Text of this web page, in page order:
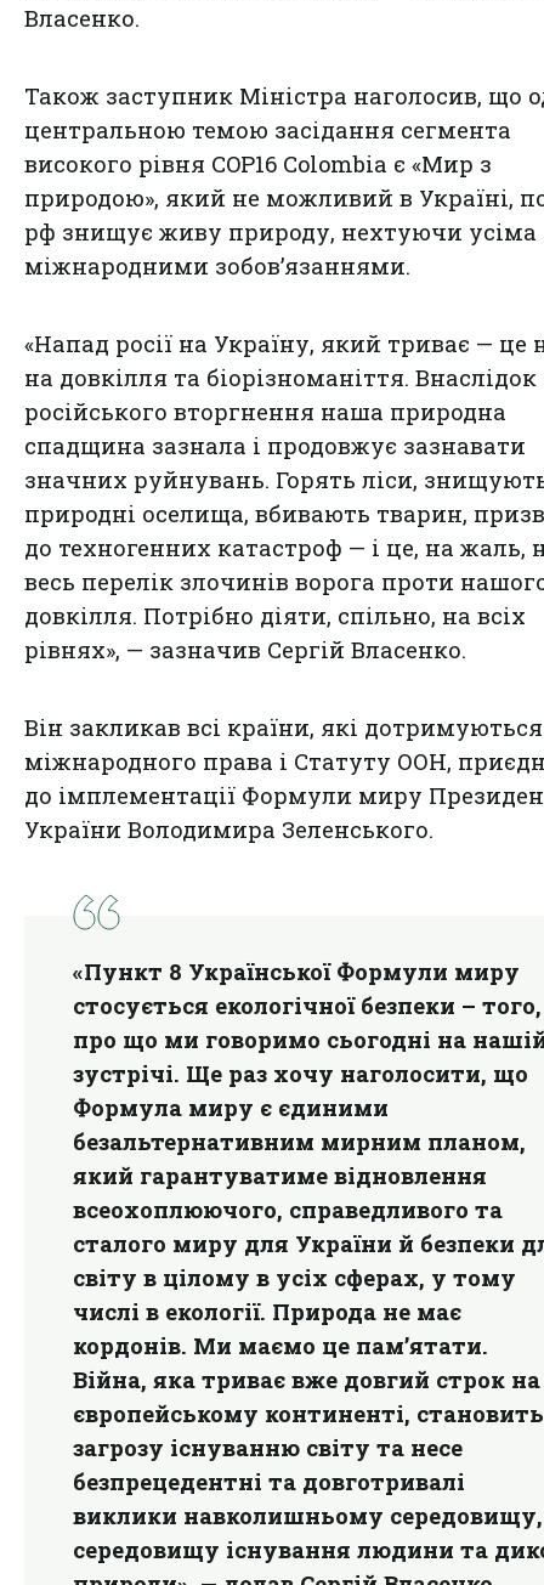
Власенко.
Також заступник Міністра наголосив, що
центральною темою засідання сегмента
високого рівня COP16 Colombia є «Мир з
природою», який не можливий в Україні,
рф знищує живу природу, нехтуючи усіма
міжнародними зобов’язаннями.
«Напад росії на Україну, який триває — це
на довкілля та біорізноманіття. Внаслідок
російського вторгнення наша природна
спадщина зазнала і продовжує зазнавати
значних руйнувань. Горять ліси,
природні оселища, вбивають тварин,
до техногенних катастроф — і це, на жаль,
весь перелік злочинів ворога проти
довкілля. Потрібно діяти, спільно, на всіх
рівнях», — зазначив Сергій Власенко.
Він закликав всі країни, які дотримуються
міжнародного права і Статуту ООН,
до імплементації Формули миру
України Володимира Зеленського.
«Пункт 8 Української Формули миру
стосується екологічної безпеки – того,
про що ми говоримо сьогодні на
зустрічі. Ще раз хочу наголосити, що
Формула миру є єдиними
безальтернативним мирним планом,
який гарантуватиме відновлення
всеохоплюючого, справедливого та
сталого миру для України й безпеки
світу в цілому в усіх сферах, у тому
числі в екології. Природа не має
кордонів. Ми маємо це пам’ятати.
Війна, яка триває вже довгий строк на
європейському континенті, становить
загрозу існуванню світу та несе
безпрецедентні та довготривалі
виклики навколишньому середовищу,
середовищу існування людини та